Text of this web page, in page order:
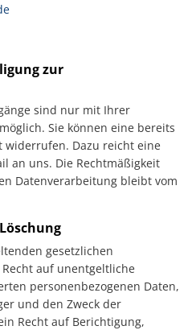
zur
sind nur mit Ihrer
Sie können eine bereits
Dazu reicht eine
an uns. Die Rechtmäßigkeit
Datenverarbeitung bleibt vom
gesetzlichen
auf unentgeltliche
personenbezogenen Daten,
und den Zweck der
Recht auf Berichtigung,